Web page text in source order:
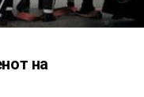
на